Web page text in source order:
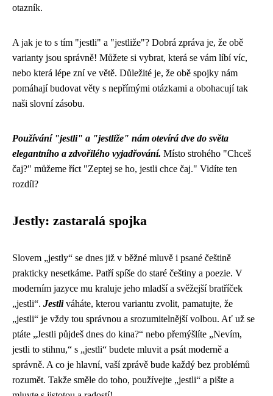
otazník.
A jak je to s tím "jestli" a "jestliže"? Dobrá zpráva je, že obě
varianty jsou správně! Můžete si vybrat, která se vám líbí víc,
nebo která lépe zní ve větě. Důležité je, že obě spojky nám
pomáhají budovat věty s nepřímými otázkami a obohacují tak
naši slovní zásobu.
Používání "jestli" a "jestliže" nám otevírá dve do světa
elegantního a zdvořilého vyjadřování. Místo strohého "Chceš
čaj?" můžeme říct "Zeptej se ho, jestli chce čaj." Vidíte ten
rozdíl?
Jestly: zastaralá spojka
Slovem „jestly“ se dnes již v běžné mluvě i psané češtině
prakticky nesetkáme. Patří spíše do staré češtiny a poezie. V
moderním jazyce mu kraluje jeho mladší a svěžejší bratříček
„jestli“. Jestliváháte, kterou variantu zvolit, pamatujte, že
„jestli“ je vždy tou správnou a srozumitelnější volbou. Ať už se
ptáte „Jestli půjdeš dnes do kina?“ nebo přemýšlíte „Nevím,
jestli to stihnu,“ s „jestli“ budete mluvit a psát moderně a
správně. A co je hlavní, vaší zprávě bude každý bez problémů
rozumět. Takže směle do toho, používejte „jestli“ a pište a